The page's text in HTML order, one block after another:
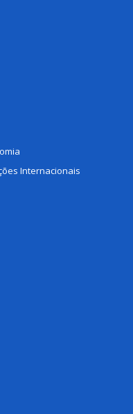
Internacionais